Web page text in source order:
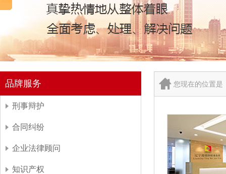
品牌服务
刑事辩护
合同纠纷
企业法律顾问
知识产权
您现在的位置是